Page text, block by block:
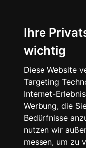
Ihre
wichtig
Diese Website
Targeting
Internet-
Werbung, die
Bedürfnisse
nutzen wir
messen, um zu